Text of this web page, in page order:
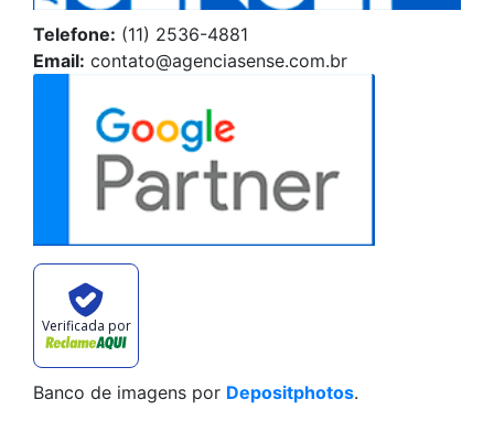
Telefone: (11) 2536-4881
Email: contato@agenciasense.com.br
Verificada por
Banco de imagens por Depositphotos.